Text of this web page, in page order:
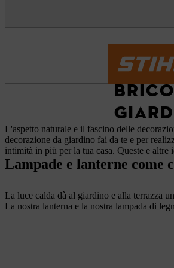
L'aspetto naturale e il fascino delle
decorazione da giardino fai da te e per
intimità in più per la tua casa. Queste e
Lampade e lanterne come
La luce calda dà al giardino e alla terrazza
La nostra lanterna e la nostra lampada di